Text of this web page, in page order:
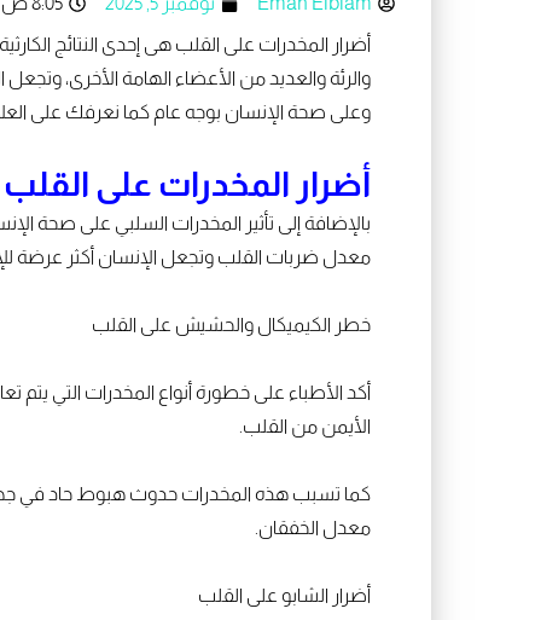
n
أضرار المخدرات على القلب هى إحدى النتائج
والرئة والعديد من الأعضاء الهامة الأخرى،
وعلى صحة الإنسان بوجه عام كما نعرفك على
أضرار المخدرات على القلب
بالإضافة إلى تأثير المخدرات السلبي على صحة
معدل ضربات القلب وتجعل الإنسان أكثر عرضة
خطر الكيميكال والحشيش على القلب
أكد الأطباء على خطورة أنواع المخدرات التي
الأيمن من القلب.
كما تسبب هذه المخدرات حدوث هبوط حاد في جهاز
معدل الخفقان.
أضرار الشابو على القلب